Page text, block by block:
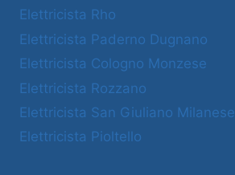
Elettricista Rho
Elettricista Paderno Dugnano
Elettricista Cologno Monzese
Elettricista Rozzano
Elettricista San Giuliano Milanese
Elettricista Pioltello